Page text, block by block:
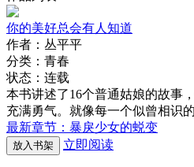
你的美好总会有人知道
作者：丛平平
分类：青春
状态：连载
本书讲述了16个普通姑娘的故事
充满勇气。就像每一个似曾相识
最新章节：暴戾少女的蜕变
放入书架 立即阅读